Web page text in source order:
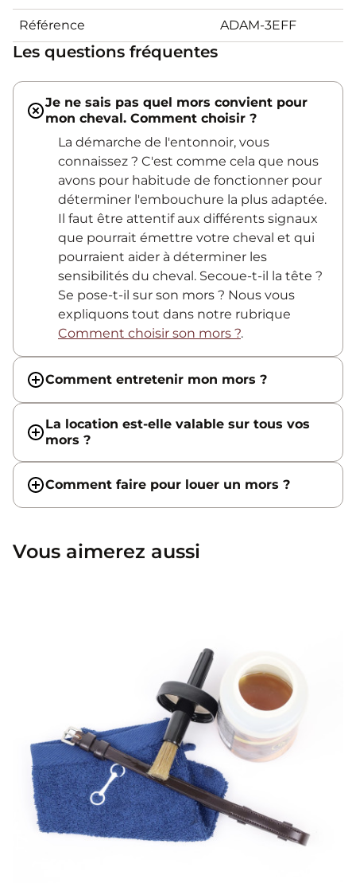
Référence ADAM-3EFF
Les questions fréquentes
Je ne sais pas quel mors convient pour
mon cheval. Comment choisir ?
La démarche de l'entonnoir, vous
connaissez ? C'est comme cela que nous
avons pour habitude de fonctionner pour
déterminer l'embouchure la plus adaptée.
Il faut être attentif aux différents signaux
que pourrait émettre votre cheval et qui
pourraient aider à déterminer les
sensibilités du cheval. Secoue-t-il la tête ?
Se pose-t-il sur son mors ? Nous vous
expliquons tout dans notre rubrique
Comment choisir son mors ?.
Comment entretenir mon mors ?
La location est-elle valable sur tous vos
mors ?
Comment faire pour louer un mors ?
Vous aimerez aussi